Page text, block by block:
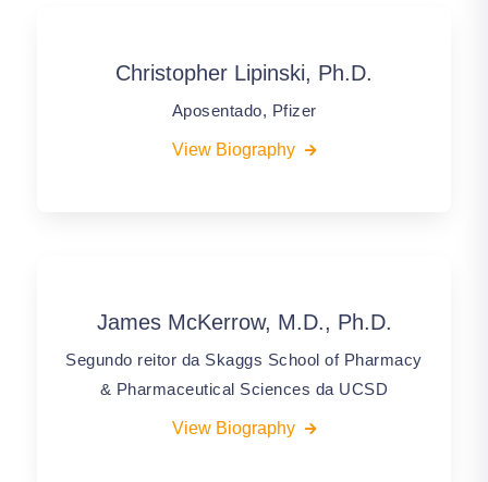
Christopher Lipinski, Ph.D.
Aposentado, Pfizer
View Biography
James McKerrow, M.D., Ph.D.
Segundo reitor da Skaggs School of Pharmacy
& Pharmaceutical Sciences da UCSD
View Biography